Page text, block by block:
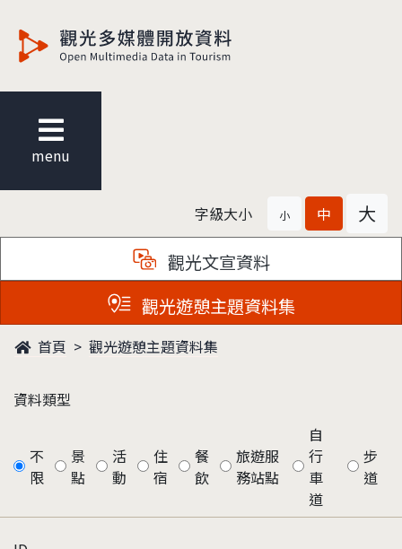
menu
字級大小 小 中 大
觀光文宣資料
觀光遊憩主題資料集
首頁 觀光遊憩主題資料集
資料類型
不
限
景
點
活
動
住
宿
餐
飲
旅遊服
務站點
自
行
車
道
步
道